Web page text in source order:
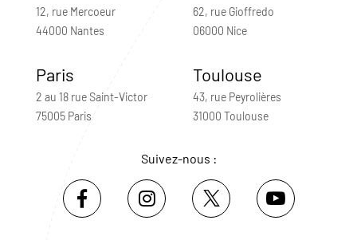
12, rue Mercoeur
44000 Nantes
62, rue Gioffredo
06000 Nice
Paris
2 au 18 rue Saint-Victor
75005 Paris
Toulouse
43, rue Peyrolières
31000 Toulouse
Suivez-nous :